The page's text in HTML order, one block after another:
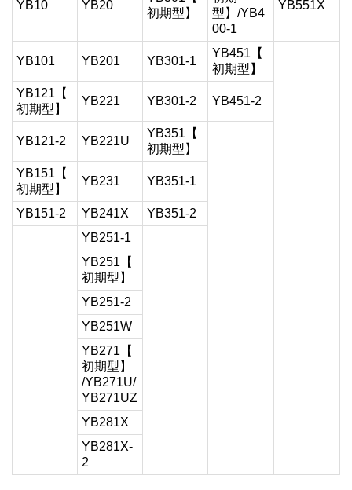
YB10 YB20
初期型】
型】/YB4
00-1
YB551X
YB101 YB201 YB301-1
YB451【
初期型】
YB121【
初期型】
YB221 YB301-2 YB451-2
YB121-2 YB221U
YB351【
初期型】
YB151【
初期型】
YB231 YB351-1
YB151-2 YB241X
YB351-2
YB251-1
YB251【
初期型】
YB251-2
YB251W
YB271【
初期型】
/YB271U/
YB271UZ
YB281X
YB281X-
2